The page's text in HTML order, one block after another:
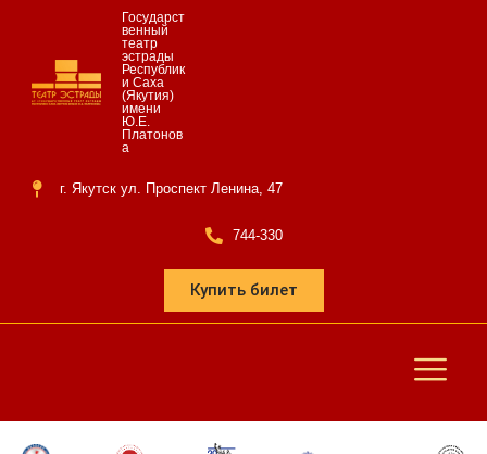
Государст
венный
театр
эстрады
Республик
и Саха
(Якутия)
имени
Ю.Е.
Платонов
а
г. Якутск ул. Проспект Ленина, 47
744-330
Купить билет